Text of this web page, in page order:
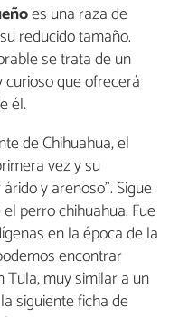
es una raza de
reducido tamaño.
se trata de un
que ofrecerá
él.
de Chihuahua, el
vez y su
y arenoso". Sigue
perro chihuahua. Fue
en la época de la
encontrar
muy similar a un
siguiente ficha de